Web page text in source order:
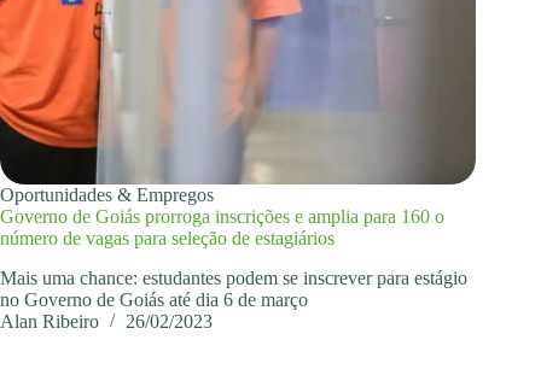
Oportunidades & Empregos
Governo de Goiás prorroga inscrições e amplia para 160 o
número de vagas para seleção de estagiários
Mais uma chance: estudantes podem se inscrever para estágio
no Governo de Goiás até dia 6 de março
Alan Ribeiro
26/02/2023